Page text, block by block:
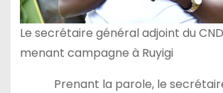
Le secrétaire général adjoint du
menant campagne à Ruyigi
Prenant la parole, le